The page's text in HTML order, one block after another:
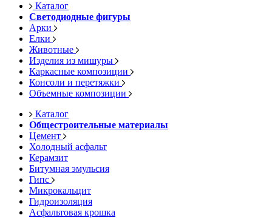
Каталог
Светодиодные фигуры
Арки
Елки
Животные
Изделия из мишуры
Каркасные композиции
Консоли и перетяжки
Объемные композиции
Каталог
Общестроительные материалы
Цемент
Холодный асфальт
Керамзит
Битумная эмульсия
Гипс
Микрокальцит
Гидроизоляция
Асфальтовая крошка